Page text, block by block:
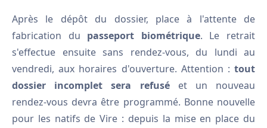
Après le dépôt du dossier, place à l'attente de
fabrication du passeport biométrique. Le retrait
s'effectue ensuite sans rendez-vous, du lundi au
vendredi, aux horaires d'ouverture. Attention : tout
dossier incomplet sera refuséet un nouveau
rendez-vous devra être programmé. Bonne nouvelle
pour les natifs de Vire : depuis la mise en place du